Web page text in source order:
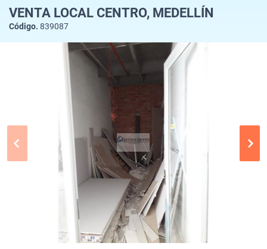
VENTA LOCAL CENTRO, MEDELLÍN
Código. 839087